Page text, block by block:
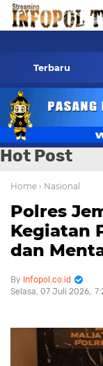
Kontak
Terbaru
Hot Post
Home › Nasional
Polres
Kegiatan
dan
Infopol.co.id
Selasa, 07 Juli 2026